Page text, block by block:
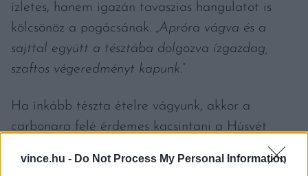
vince.hu - Do Not Process My Personal Information
ízletes, hanem igazán tavaszias hangulatot is
kölcsönöz a pogácsának. „Apróra vágva és a
sajttal együtt a tésztába dolgozva ízgazdag,
szaftos végeredményt kapunk.”
Ha inkább tészta ételre vágyunk, akkor a
carbonara felé érdemes kacsintani a Húsvét
tésztaételt szalonna helyett sonkával is